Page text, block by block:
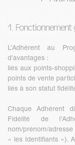
1. Fonctionnement
L’Adhérent au
d’avantages :
liés aux points-
points de vente
liés à son statut
Chaque Adhérent
Fidélité de
nom/prénom/
« les Identifiants »).